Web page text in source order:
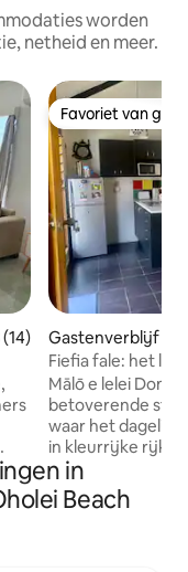
worden
netheid en meer.
beoordeling van
Favoriet van
Favoriet van
Gastenverblijf in
Fiefia fale: het
Longolongo
Mālō e lelei
betoverende
waar het
in kleurrijke
melodieën van
oefenen, hun
de lucht. Deze
in
Beach